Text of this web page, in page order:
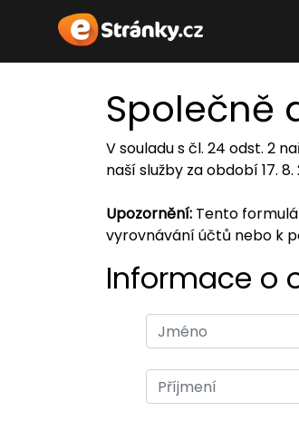
Společně
V souladu s čl. 24 odst. 2
naší služby za období 17.
Upozornění: Tento
vyrovnávání účtů nebo k
Informace o